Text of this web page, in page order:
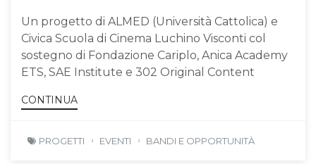
Un progetto di ALMED (Università Cattolica) e
Civica Scuola di Cinema Luchino Visconti col
sostegno di Fondazione Cariplo, Anica Academy
ETS, SAE Institute e 302 Original Content
CONTINUA
PROGETTI EVENTI BANDI E OPPORTUNITÀ